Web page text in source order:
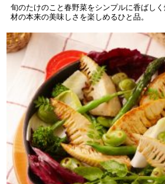
旬のたけのこと春野菜をシンプルに香ばし
材の本来の美味しさを楽しめるひと品。